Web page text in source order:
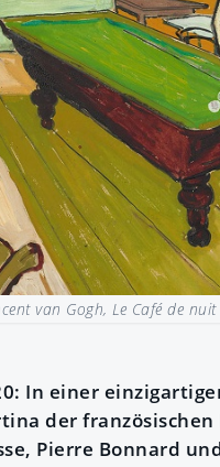
van Gogh, Le Café de
In einer
der
Pierre Bonnard